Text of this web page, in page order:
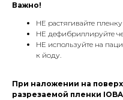
Важно!
НЕ растягивайте
НЕ дефибриллируйте
НЕ используйте на
к йоду.
При наложении на
разрезаемой пленки